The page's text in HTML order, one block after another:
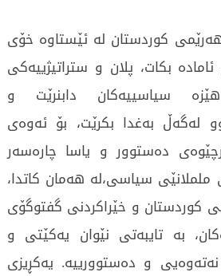
کوردستان لە ئێستاوە خۆی
بکات، پلان و ستراتیژییەکی
سیاسییەکان دابنرێت و
لەگەڵ بەغدا بکرێت، بۆ ئەوەی
دەستوور و یاسا چارەسەر
ململانێی سیاسی،لە هەمان کاتدا،
کوردستان و خێراکردنی گفتوگۆی
بە تایبەتی نێوان یەکێتی و
و دەستوورییە. یەکڕیزی